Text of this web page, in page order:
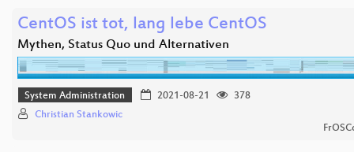
CentOS ist tot, lang lebe CentOS
Mythen, Status Quo und Alternativen
System Administration 2021-08-21
378
Christian Stankowic